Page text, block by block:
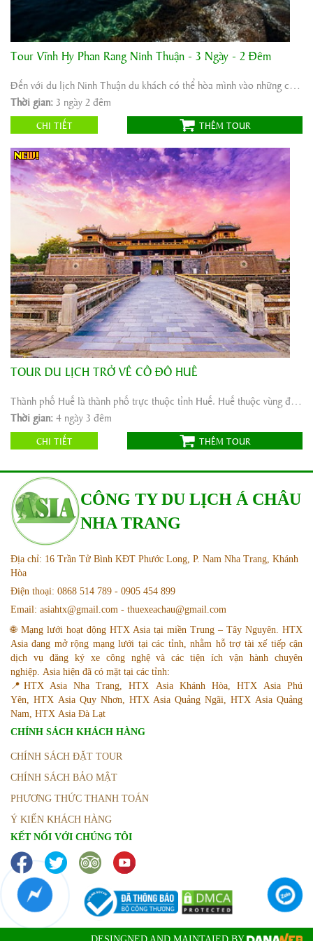
Khởi hành:
Hà Nội
Phương tiện:
ô tô máybay
Giá tour: 1.550.000
Tour Vĩnh Hy Phan Rang Ninh Thuận - 3 Ngày - 2 Đêm
Đến với du lịch Ninh Thuận du khách có thể hòa mình vào những cơn sóng vỗ về của gió ...
Thời gian:3 ngày 2 đêm
CHI TIẾT THÊM TOUR
Khởi hành:
Hà Nội,Nha Trang, Sài Gòn
Thời gian:
4 ngày 3 đêm
Phương tiện: Máy bay + Xe ô tô
Giá tour:1.655.000
TOUR DU LỊCH TRỞ VỀ CỐ ĐÔ HUẾ
Thành phố Huế là thành phố trực thuộc tỉnh Huế. Huế thuộc vùng đồng bằng duyên hải miền Trung Việt ...
Thời gian:4 ngày 3 đêm
CHI TIẾT THÊM TOUR
CÔNG TY DU LỊCH Á CHÂU
NHA TRANG
Địa chỉ: 16 Trần Tử Bình KĐT Phước Long, P. Nam Nha Trang, Khánh
Hòa
Điện thoại: 0868 514 789 - 0905 454 899
Email: asiahtx@gmail.com - thuexeachau@gmail.com
🌐 Mạng lưới hoạt động HTX Asia tại miền Trung – Tây Nguyên. HTX
Asia đang mở rộng mạng lưới tại các tỉnh, nhằm hỗ trợ tài xế tiếp cận
dịch vụ đăng ký xe công nghệ và các tiện ích vận hành chuyên
nghiệp. Asia hiện đã có mặt tại các tỉnh:
📍HTX Asia Nha Trang, HTX Asia Khánh Hòa, HTX Asia Phú
Yên, HTX Asia Quy Nhơn, HTX Asia Quảng Ngãi, HTX Asia Quảng
Nam, HTX Asia Đà Lạt
CHÍNH SÁCH KHÁCH HÀNG
CHÍNH SÁCH ĐẶT TOUR
CHÍNH SÁCH BẢO MẬT
PHƯƠNG THỨC THANH TOÁN
Ý KIẾN KHÁCH HÀNG
KẾT NỐI VỚI CHÚNG TÔI